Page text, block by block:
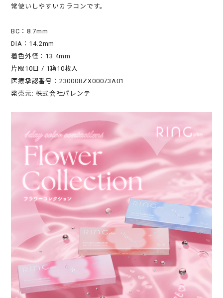
常使いしやすいカラコンです。
BC：8.7mm
DIA：14.2mm
着色外径：13.4mm
片眼10日 / 1箱10枚入
医療承認番号：23000BZX00073A01
発売元: 株式会社パレンテ